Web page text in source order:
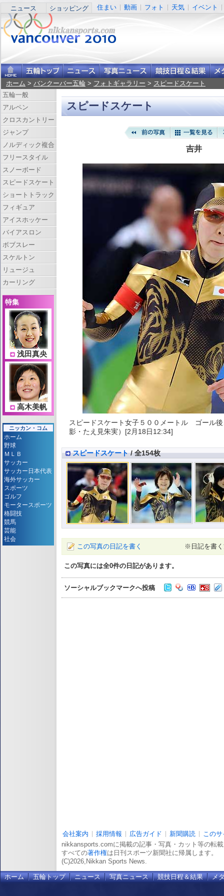
ニュース ショッピング 住まい 動画 フォト 天気 イベント
ホーム > バンクーバー五輪 > フォトギャラリー > スピードスケート
スピードスケート
吉井
スピードスケート女子５００メートル ゴール
影・たえ見朱実）[2月18日12:34]
スピードスケート/ 全154枚
この写真の日記を書く ※日記を書
この写真には全0件の日記があります。
ソーシャルブックマークへ投稿
五輪一般
アルペン
クロスカントリー
ジャンプ
ノルディック複合
フリースタイル
スノーボード
スピードスケート
ショートトラック
フィギュア
アイスホッケー
バイアスロン
ボブスレー
スケルトン
リュージュ
カーリング
特集
浅田真央
高木美帆
ニッカン・コム
ホーム
野球
ＭＬＢ
サッカー
サッカー日本代表
海外サッカー
スポーツ
ゴルフ
モータースポーツ
格闘技
競馬
芸能
社会
会社案内 採用情報 広告ガイド 新聞購読
この
nikkansports.comに掲載の記事・写真・カット等の転
すべての著作権は日刊スポーツ新聞社に帰属します。
(C)2026,Nikkan Sports News.
ホーム 五輪トップ ニュース 写真ニュース 競技日程＆結果 メ